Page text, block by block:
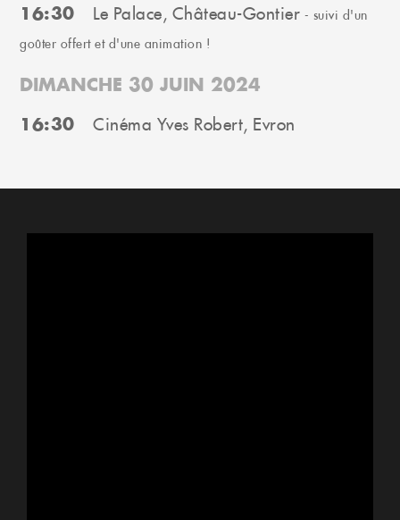
16:30 Le Palace, Château-Gontier - suivi d'un
goûter offert et d'une animation !
DIMANCHE 30 JUIN 2024
16:30 Cinéma Yves Robert, Evron